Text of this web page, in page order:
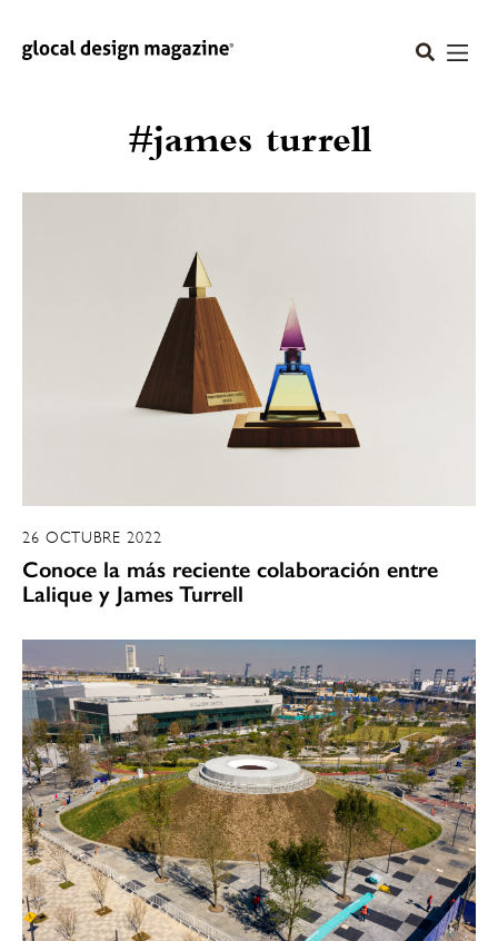
#james turrell
26 OCTUBRE 2022
Conoce la más reciente colaboración entre
Lalique y James Turrell